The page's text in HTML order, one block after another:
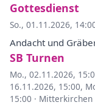
Gottesdienst
So., 01.11.2026,
Andacht und
SB Turnen
Mo., 02.11.2026,
16.11.2026, 15:00,
15:00 ·